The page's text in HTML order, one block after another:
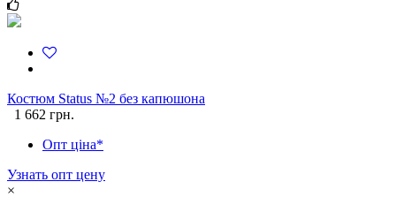
Костюм Status №2 без капюшона
1 662 грн.
Опт ціна*
Узнать опт цену
×